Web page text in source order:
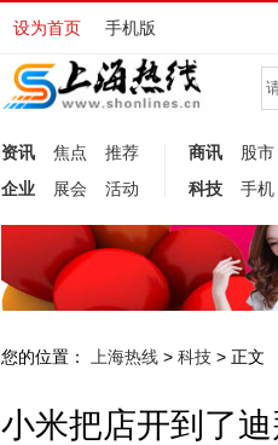
设为首页 手机版
资讯 焦点
推荐
企业
展会 活动
商讯 股市
科技
手机
您的位置： 上海热线 > 科技 > 正文
小米把店开到了